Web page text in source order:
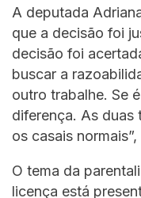
A deputada
que a decisão foi
decisão foi
buscar a
outro trabalhe. Se
diferença. As duas
os casais
O tema da
licença está